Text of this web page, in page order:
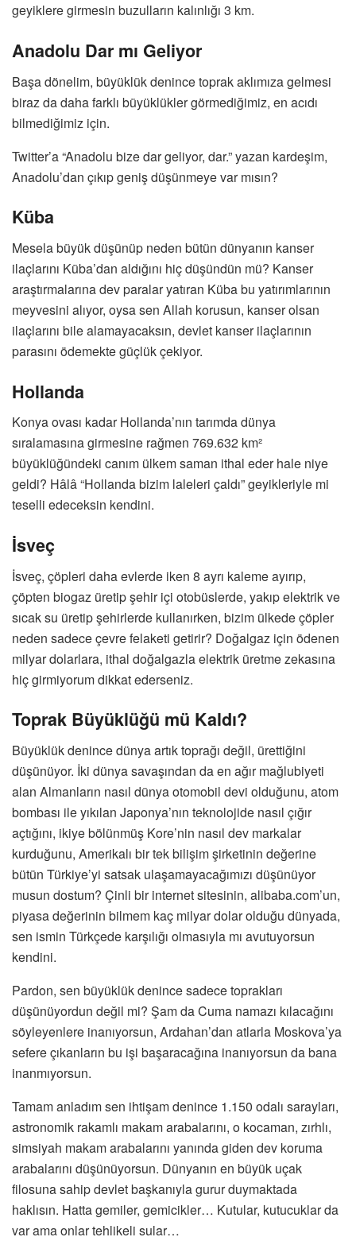
geyiklere girmesin buzulların kalınlığı 3 km.
Anadolu Dar mı Geliyor
Başa dönelim, büyüklük denince toprak aklımıza gelmesi
biraz da daha farklı büyüklükler görmediğimiz, en acıdı
bilmediğimiz için.
Twitter’a “Anadolu bize dar geliyor, dar.” yazan kardeşim,
Anadolu’dan çıkıp geniş düşünmeye var mısın?
Küba
Mesela büyük düşünüp neden bütün dünyanın kanser
ilaçlarını Küba’dan aldığını hiç düşündün mü? Kanser
araştırmalarına dev paralar yatıran Küba bu yatırımlarının
meyvesini alıyor, oysa sen Allah korusun, kanser olsan
ilaçlarını bile alamayacaksın, devlet kanser ilaçlarının
parasını ödemekte güçlük çekiyor.
Hollanda
Konya ovası kadar Hollanda’nın tarımda dünya
sıralamasına girmesine rağmen 769.632 km²
büyüklüğündeki canım ülkem saman ithal eder hale niye
geldi? Hâlâ “Hollanda bizim laleleri çaldı” geyikleriyle mi
teselli edeceksin kendini.
İsveç
İsveç, çöpleri daha evlerde iken 8 ayrı kaleme ayırıp,
çöpten biogaz üretip şehir içi otobüslerde, yakıp elektrik ve
sıcak su üretip şehirlerde kullanırken, bizim ülkede çöpler
neden sadece çevre felaketi getirir? Doğalgaz için ödenen
milyar dolarlara, ithal doğalgazla elektrik üretme zekasına
hiç girmiyorum dikkat ederseniz.
Toprak Büyüklüğü mü Kaldı?
Büyüklük denince dünya artık toprağı değil, ürettiğini
düşünüyor. İki dünya savaşından da en ağır mağlubiyeti
alan Almanların nasıl dünya otomobil devi olduğunu, atom
bombası ile yıkılan Japonya’nın teknolojide nasıl çığır
açtığını, ikiye bölünmüş Kore’nin nasıl dev markalar
kurduğunu, Amerikalı bir tek bilişim şirketinin değerine
bütün Türkiye’yi satsak ulaşamayacağımızı düşünüyor
musun dostum? Çinli bir internet sitesinin, alibaba.com’un,
piyasa değerinin bilmem kaç milyar dolar olduğu dünyada,
sen ismin Türkçede karşılığı olmasıyla mı avutuyorsun
kendini.
Pardon, sen büyüklük denince sadece toprakları
düşünüyordun değil mi? Şam da Cuma namazı kılacağını
söyleyenlere inanıyorsun, Ardahan’dan atlarla Moskova’ya
sefere çıkanların bu işi başaracağına inanıyorsun da bana
inanmıyorsun.
Tamam anladım sen ihtişam denince 1.150 odalı sarayları,
astronomik rakamlı makam arabalarını, o kocaman, zırhlı,
simsiyah makam arabalarını yanında giden dev koruma
arabalarını düşünüyorsun. Dünyanın en büyük uçak
filosuna sahip devlet başkanıyla gurur duymaktada
haklısın. Hatta gemiler, gemicikler… Kutular, kutucuklar da
var ama onlar tehlikeli sular…